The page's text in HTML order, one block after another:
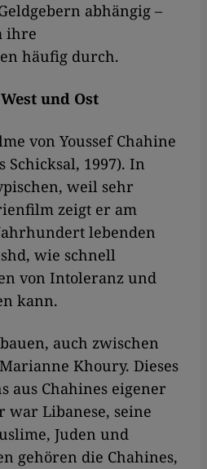
abhängig –
ihre
häufig durch.
und Ost
von Youssef Chahine
Schicksal, 1997). In
weil sehr
zeigt er am
lebenden
wie schnell
von Intoleranz und
kann.
auch zwischen
Khoury. Dieses
aus Chahines eigener
war Libanese, seine
Juden und
gehören die Chahines,